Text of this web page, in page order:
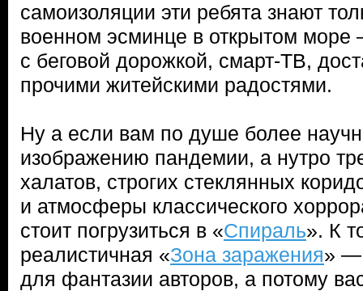
самоизоляции эти ребята знают
военном эсминце в открытом море
с беговой дорожкой, смарт-ТВ,
прочими житейскими радостями.
Ну а если вам по душе более
изображению пандемии, а нутро
халатов, строгих стеклянных
и атмосферы классического
стоит погрузиться в «Спираль». К
реалистичная «Зона заражения» —
для фантазии авторов, а потому